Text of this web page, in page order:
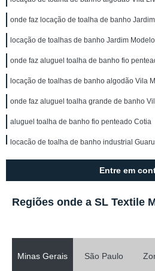
onde faz locação de toalha de banho
locação de toalhas de banho Jardim Modelo
onde faz aluguel toalha de banho fio
locação de toalhas de banho algodão Vila
onde faz aluguel toalha grande de banho
aluguel toalha de banho fio penteado Cotia
locação de toalha de banho industrial
aluguel de toalhas de banho branca
locação de toalha de banho grossa
Entre em
Regiões onde a SL Textile
Minas Gerais São Paulo